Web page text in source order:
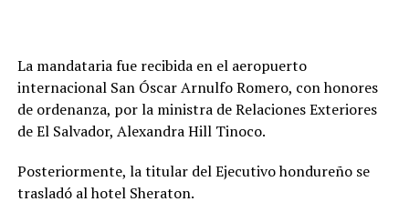
La mandataria fue recibida en el aeropuerto
internacional San Óscar Arnulfo Romero, con honores
de ordenanza, por la ministra de Relaciones Exteriores
de El Salvador, Alexandra Hill Tinoco.
Posteriormente, la titular del Ejecutivo hondureño se
trasladó al hotel Sheraton.